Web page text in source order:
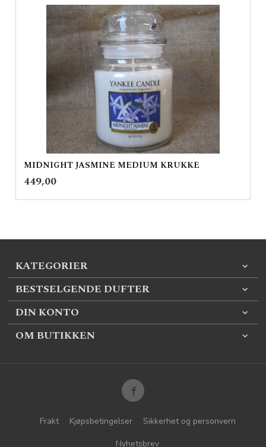
MIDNIGHT JASMINE MEDIUM KRUKKE
Pris
449,00
KATEGORIER
BESTSELGENDE DUFTER
DIN KONTO
OM BUTIKKEN
Frakt Kjøpsbetingelser
Sikkerhet og personvern
Nyhetsbrev